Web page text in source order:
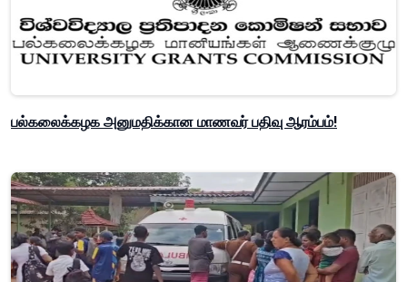
பல்கலைக்கழக அனுமதிக்கான மாணவர் பதிவு ஆரம்பம்!